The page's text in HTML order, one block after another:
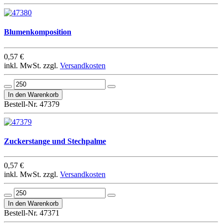
Blumenkomposition
0,57 €
inkl. MwSt. zzgl. Versandkosten
Bestell-Nr. 47379
Zuckerstange und Stechpalme
0,57 €
inkl. MwSt. zzgl. Versandkosten
Bestell-Nr. 47371